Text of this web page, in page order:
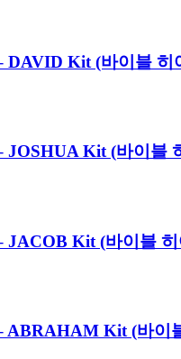
Kit (바이블 히
Kit (바이블
Kit (바이블
ABRAHAM Kit (바이